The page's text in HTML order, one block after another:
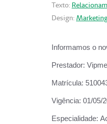
Texto:
Design:
Informamos o
Prestador:
Matrícula:
Vigência: 01/05/
Especialidade: